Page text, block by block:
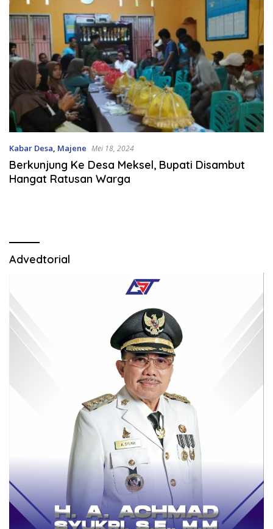
Kabar Desa, Majene Mei 18, 2024
Berkunjung Ke Desa Meksel, Bupati Disambut
Hangat Ratusan Warga
Advedtorial